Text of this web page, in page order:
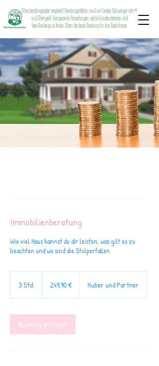
Elternberatungsradar vergleicht Beratungsstellen rund um Familie, Schwanger-schaft
und Elterngeld. Transparente Bewertungen, echte Kundenstimmen und
faire Rankings so finden Eltern die beste Beratung für ihre Bedürfnisse.
Immobilienberatung
Wie viel Haus kannst du dir leisten, was gilt es zu
beachten und wo sind die Stolperfallen
3 Std.
d
.
249,90 € Huber und Partner
Buchung anfragen